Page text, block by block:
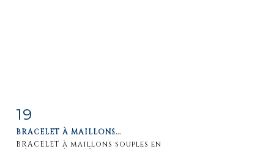
Item detail
19
BRACELET À MAILLONS...
BRACELET à maillons souples en